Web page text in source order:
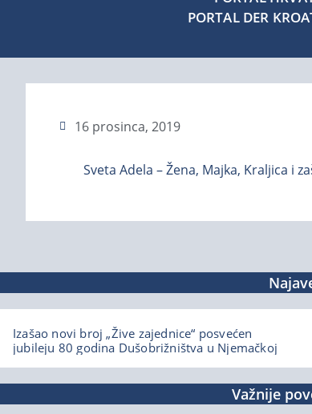
PORTAL DER
16 prosinca, 2019
Sveta Adela – Žena, Majka, Kraljica i
Izašao novi broj „Žive zajednice“ posvećen
jubileju 80 godina Dušobrižništva u Njemačkoj
Važnije